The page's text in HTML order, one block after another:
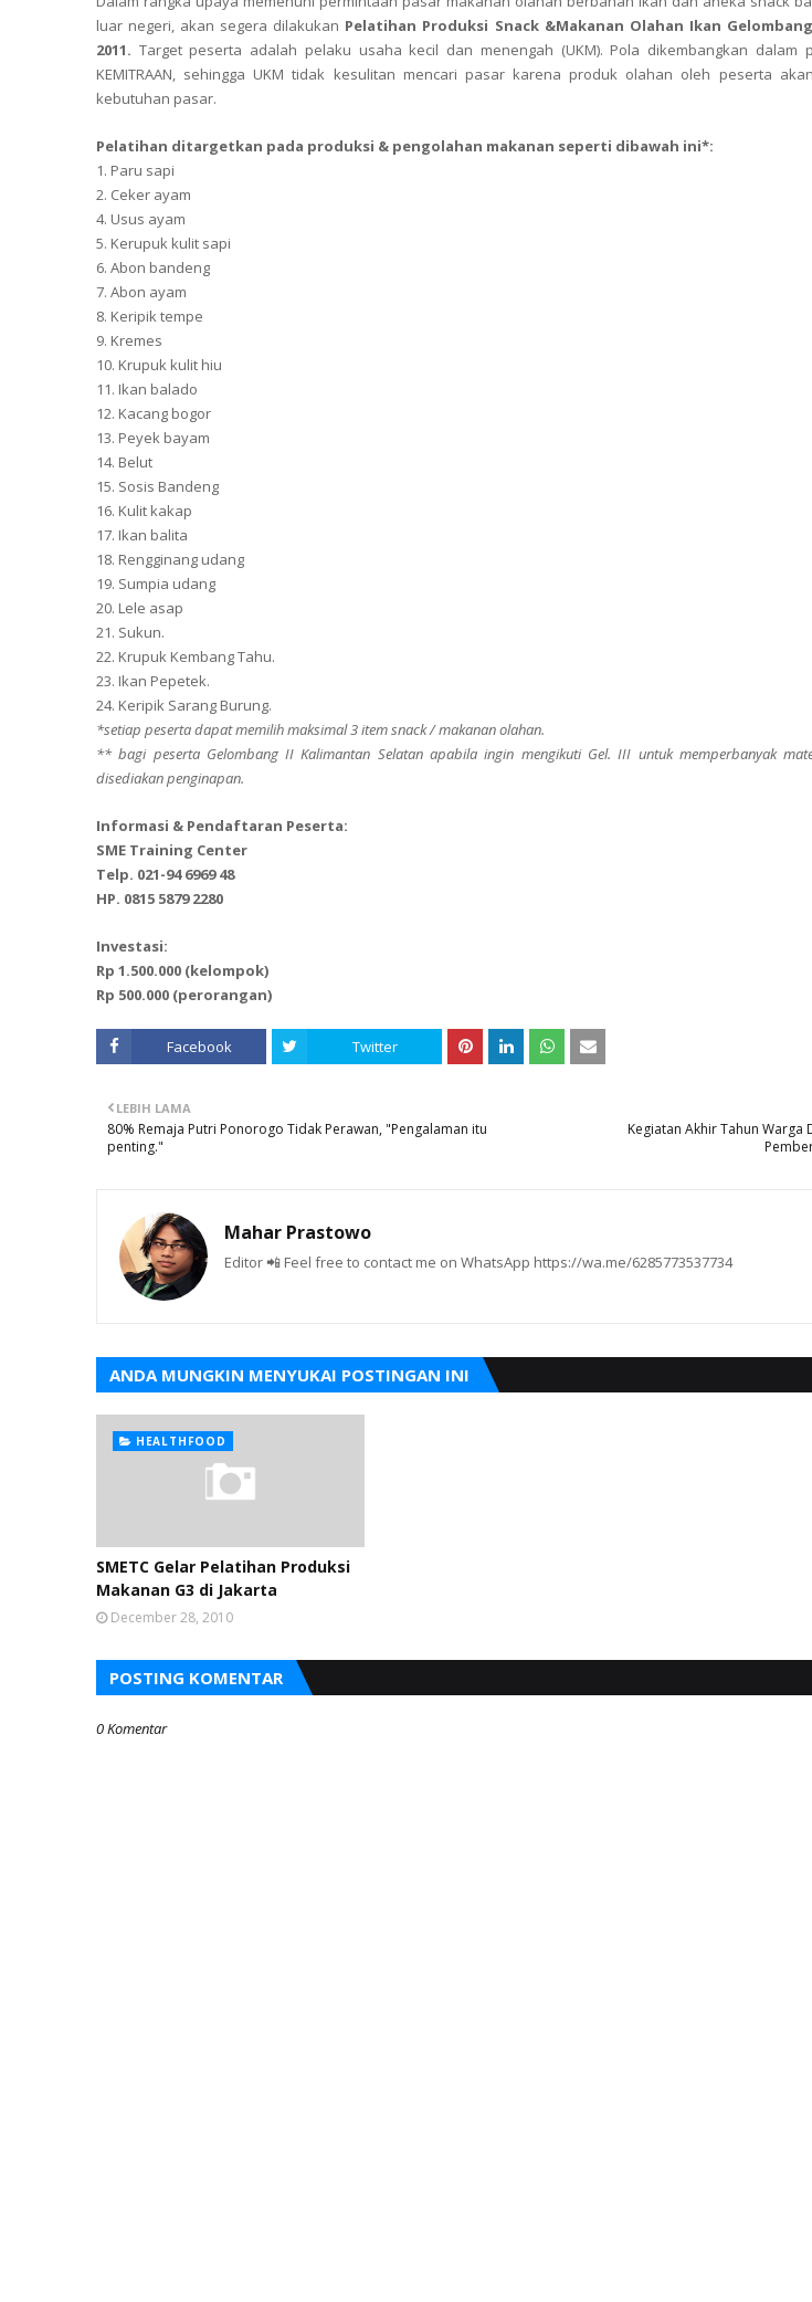
luar negeri, akan segera dilakukan Pelatihan Produksi Snack &Makanan Olahan Ikan
2011. Target peserta adalah pelaku usaha kecil dan menengah (UKM). Pola dikembangkan dalam
KEMITRAAN, sehingga UKM tidak kesulitan mencari pasar karena produk olahan oleh peserta
kebutuhan pasar.
Pelatihan ditargetkan pada produksi & pengolahan makanan seperti dibawah ini*:
1. Paru sapi
2. Ceker ayam
4. Usus ayam
5. Kerupuk kulit sapi
6. Abon bandeng
7. Abon ayam
8. Keripik tempe
9. Kremes
10. Krupuk kulit hiu
11. Ikan balado
12. Kacang bogor
13. Peyek bayam
14. Belut
15. Sosis Bandeng
16. Kulit kakap
17. Ikan balita
18. Rengginang udang
19. Sumpia udang
20. Lele asap
21. Sukun.
22. Krupuk Kembang Tahu.
23. Ikan Pepetek.
24. Keripik Sarang Burung.
*setiap peserta dapat memilih maksimal 3 item snack / makanan olahan.
** bagi peserta Gelombang II Kalimantan Selatan apabila ingin mengikuti Gel. III untuk memperbanyak
disediakan penginapan.
Informasi & Pendaftaran Peserta:
SME Training Center
Telp. 021-94 6969 48
HP. 0815 5879 2280
Investasi:
Rp 1.500.000 (kelompok)
Rp 500.000 (perorangan)
Facebook Twitter
Kegiatan Akhir Tahun Warga
LEBIH LAMA
80% Remaja Putri Ponorogo Tidak Perawan, "Pengalaman itu
penting."
Mahar Prastowo
Editor 📲 Feel free to contact me on WhatsApp https://wa.me/6285773537734
ANDA MUNGKIN MENYUKAI POSTINGAN INI
HEALTHFOOD
SMETC Gelar Pelatihan Produksi
Makanan G3 di Jakarta
December 28, 2010
POSTING KOMENTAR
0 Komentar